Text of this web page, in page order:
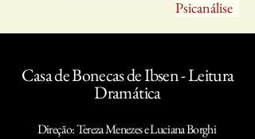
Psicanálise
Casa de Bonecas de Ibsen - Leitura
Dramática
Direção: Tereza Menezes e Luciana Borghi